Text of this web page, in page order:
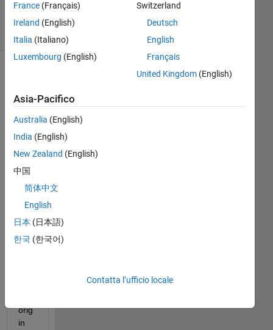
6
Visualizzazioni
(30 giorni)
wa
nt
to
w a
orig
in
France (Français)
Ireland (English)
Italia (Italiano)
Luxembourg (English)
Switzerland
Deutsch
English
Français
United Kingdom(English)
Asia-Pacifico
Australia (English)
India (English)
New Zealand (English)
中国
简体中文
English
日本 (日本語)
한국 (한국어)
Contatta l’ufficio locale